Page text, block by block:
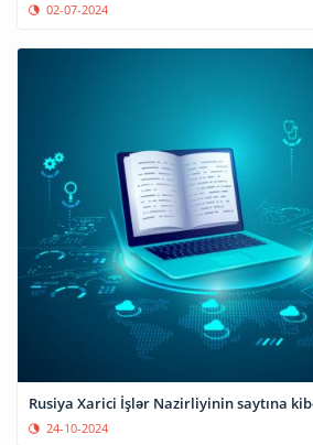
02-07-2024
Rusiya Xarici İşlər Nazirliyinin saytına
24-10-2024